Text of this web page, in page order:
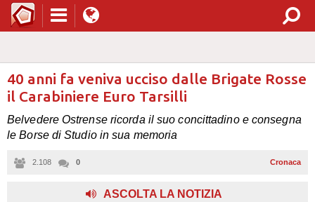
40 anni fa veniva ucciso dalle Brigate Rosse
il Carabiniere Euro Tarsilli
Belvedere Ostrense ricorda il suo concittadino e consegna
le Borse di Studio in sua memoria
2.108 0 Cronaca
ASCOLTA LA NOTIZIA